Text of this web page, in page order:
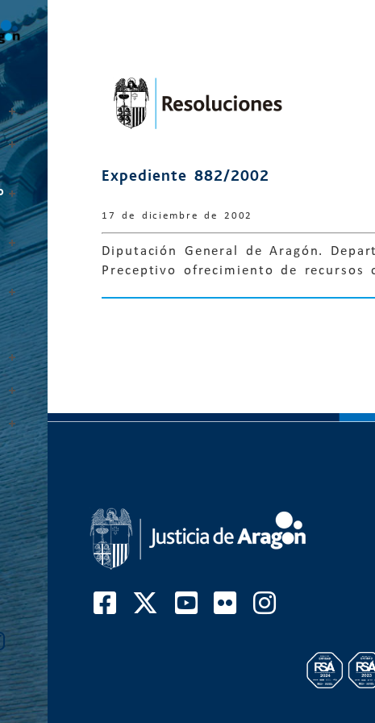
Expediente 882/2002
17 de diciembre de 2002
Diputación General de Aragón.
Preceptivo ofrecimiento de recursos